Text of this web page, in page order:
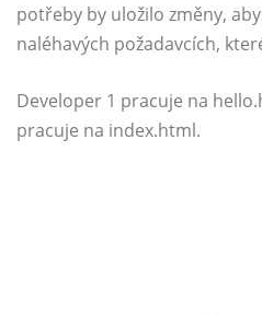
potřeby by uložilo změny,
naléhavých požadavcích,
Developer 1 pracuje na
pracuje na index.html.